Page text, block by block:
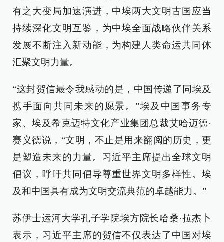
有之大变局加速演进，中埃两大文明古国应当
持续深化文明互鉴，为中埃全面战略伙伴关系
发展不断注入新动能，为构建人类命运共同体
汇聚文明力量。
“这封贺信最令我感动的是，中国传递了同埃及
携手面向共同未来的愿景。”埃及中国事务专
家、埃及希克迈特文化产业集团总裁艾哈迈德·
赛义德说，“文明，不止是用来翻阅的历史，更
是塑造未来的力量。习近平主席提出全球文明
倡议，呼吁共同倡导尊重世界文明多样性。埃
及和中国具有成为文明交流典范的卓越能力。”
苏伊士运河大学孔子学院埃方院长哈桑·拉杰卜
表示，习近平主席的贺信不仅表达了中国对埃